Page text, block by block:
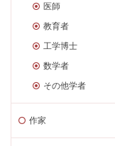
医師
教育者
工学博士
数学者
その他学者
作家